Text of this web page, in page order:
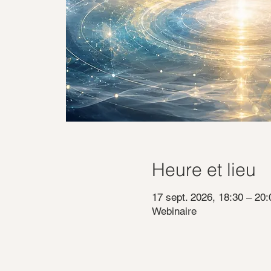
Heure et lieu
17 sept. 2026, 18:30 –
Webinaire